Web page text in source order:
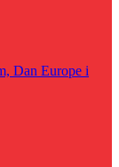
Dan Europe i